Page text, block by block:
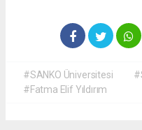
#SANKO Üniversitesi
#Fatma Elif Yıldırım